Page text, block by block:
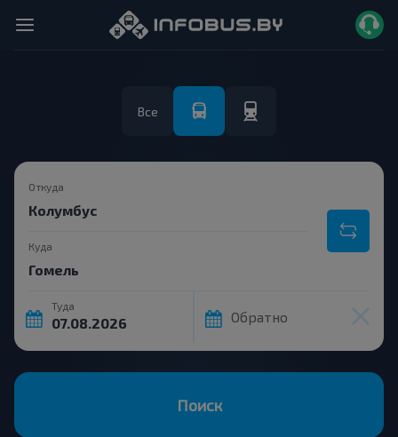
Все
Откуда
Куда
Туда
Обратно
Поиск